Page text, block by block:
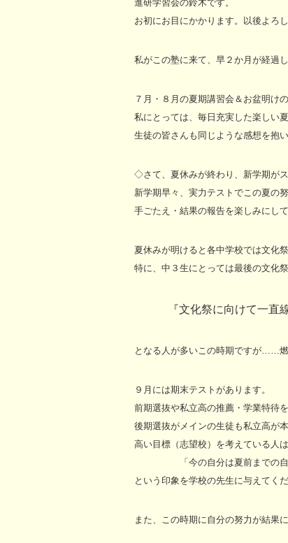
進研学習会の鈴木です。
お初にお目にかかります。以後よろ
私がこの塾に来て、早２か月が経過
７月・８月の夏期講習会＆お盆明け
私にとっては、毎日充実した楽しい
生徒の皆さんも同じような感想を抱
◇さて、夏休みが終わり、新学期がス
新学期早々、実力テストでこの夏の
手ごたえ・結果の報告を楽しみにし
夏休みが明けると各中学校では文化
特に、中３生にとっては最後の文化
『文化祭に向けて一直線
となる人が多いこの時期ですが……燃
９月には期末テストがあります。
前期選抜や私立高の推薦・学業特待
後期選抜がメインの生徒も私立高が
高い目標（志望校）を考えている人は
「今の自分は夏前までの自分
という印象を学校の先生に与えてく
また、この時期に自分の努力が結果